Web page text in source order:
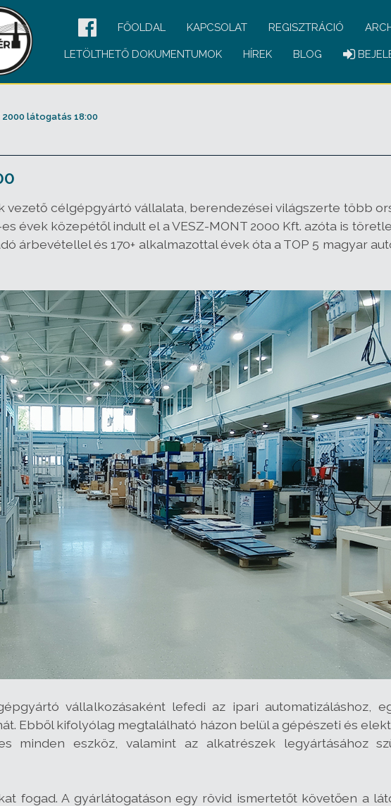
FŐOLDAL KAPCSOLAT REGISZTRÁCIÓ
LETÖLTHETŐ DOKUMENTUMOK HÍREK BLOG
2000 látogatás 18:00
vezető célgépgyártó vállalata, berendezései világszerte több
évek közepétől indult el a VESZ-MONT 2000 Kft. azóta is
árbevétellel és 170+ alkalmazottal évek óta a TOP 5 magyar
vállalkozásaként lefedi az ipari automatizáláshoz,
Ebből kifolyólag megtalálható házon belül a gépészeti és
minden eszköz, valamint az alkatrészek legyártásához
fogad. A gyárlátogatáson egy rövid ismertetőt követően a